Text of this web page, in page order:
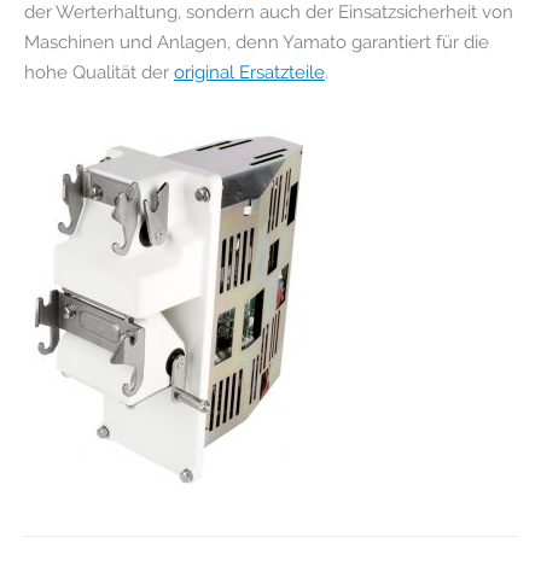
der Werterhaltung, sondern auch der Einsatzsicherheit von
Maschinen und Anlagen, denn Yamato garantiert für die
hohe Qualität der original Ersatzteile.